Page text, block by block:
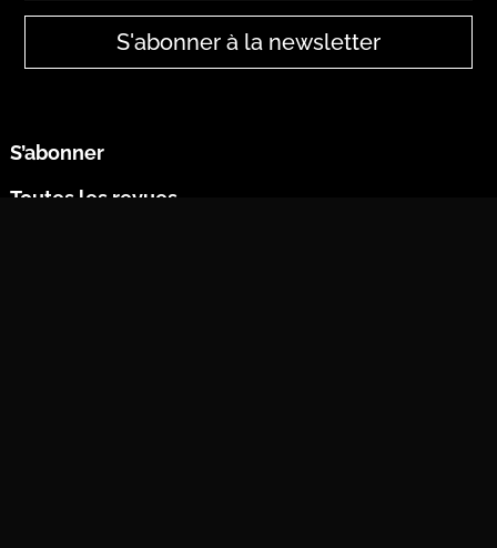
S'abonner à la newsletter
S’abonner
Toutes les revues